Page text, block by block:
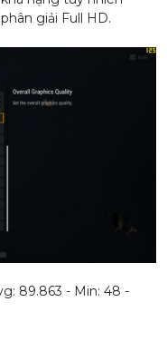
giải Full HD.
89.863 - Min: 48 -